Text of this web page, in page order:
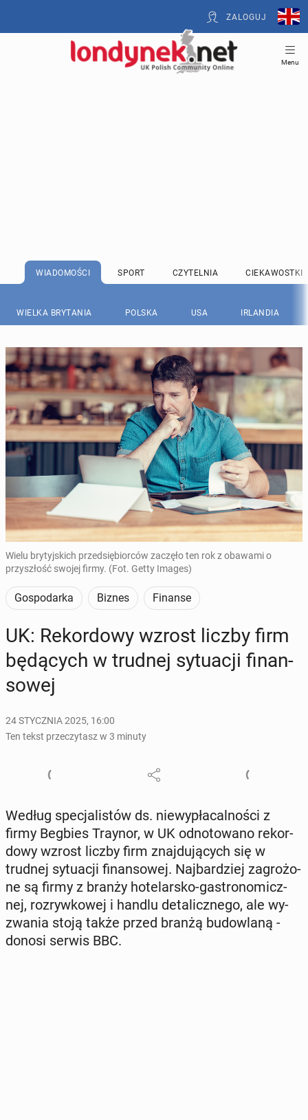
ZALOGUJ
Menu
WIADOMOŚCI SPORT CZYTELNIA CIEKAWOSTKI
WIELKA BRYTANIA POLSKA USA IRLANDIA
Wielu brytyjskich przedsiębiorców zaczęło ten rok z obawami o
przyszłość swojej firmy. (Fot. Getty Images)
Gospodarka Biznes Finanse
UK: Re­kor­do­wy wzrost liczby firm
bę­dą­cych w trudnej sy­tu­acji fi­nan­
so­wej
24 STYCZNIA 2025, 16:00
Ten tekst przeczytasz w 3 minuty
Według spe­cja­li­stów ds. nie­wy­pła­cal­no­ści z
firmy Begbies Traynor, w UK od­no­to­wa­no re­kor­
do­wy wzrost liczby firm znaj­du­ją­cych się w
trudnej sy­tu­acji fi­nan­so­wej. Naj­bar­dziej za­gro­żo­
ne są firmy z branży ho­te­lar­sko-ga­stro­no­micz­
nej, roz­ryw­ko­wej i handlu de­ta­licz­ne­go, ale wy­
zwa­nia stoją także przed branżą bu­dow­la­ną -
donosi serwis BBC.